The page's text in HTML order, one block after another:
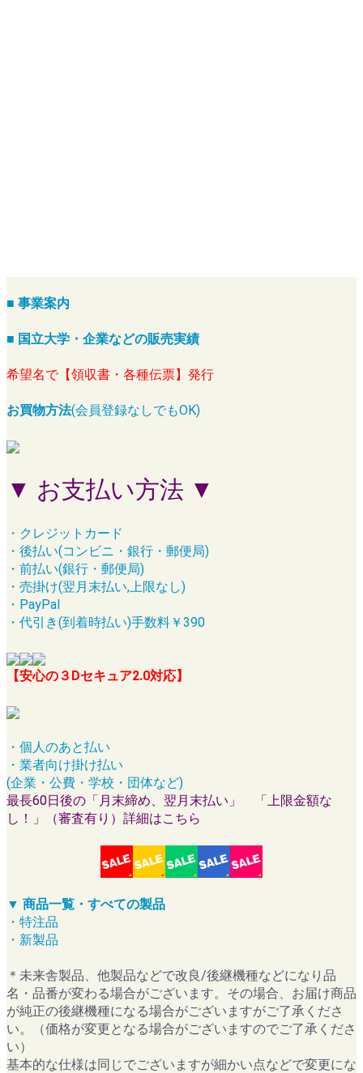
■ 事業案内
■ 国立大学・企業などの販売実績
希望名で【領収書・各種伝票】発行
お買物方法(会員登録なしでもOK)
▼ お支払い方法 ▼
・クレジットカード
・後払い(コンビニ・銀行・郵便局)
・前払い(銀行・郵便局)
・売掛け(翌月末払い,上限なし)
・PayPal
・代引き(到着時払い)手数料￥390
【安心の３Dセキュア2.0対応】
・個人のあと払い
・業者向け掛け払い
(企業・公費・学校・団体など)
最長60日後の「月末締め、翌月末払い」 「上限金額な
し！」（審査有り）詳細はこちら
▼ 商品一覧・すべての製品
・特注品
・新製品
＊未来舎製品、他製品などで改良/後継機種などになり品
名・品番が変わる場合がございます。その場合、お届け商品
が純正の後継機種になる場合がございますがご了承くださ
い。（価格が変更となる場合がございますのでご了承くださ
い）
基本的な仕様は同じでございますが細かい点などで変更にな